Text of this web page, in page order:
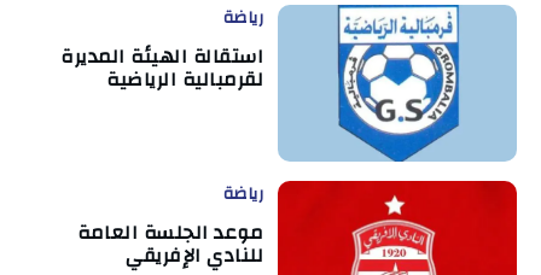
رياضة
استقالة الهيئة المديرة
لقرمبالية الرياضية
رياضة
موعد الجلسة العامة
للنادي الإفريقي